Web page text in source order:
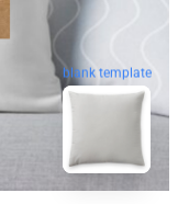
blank template